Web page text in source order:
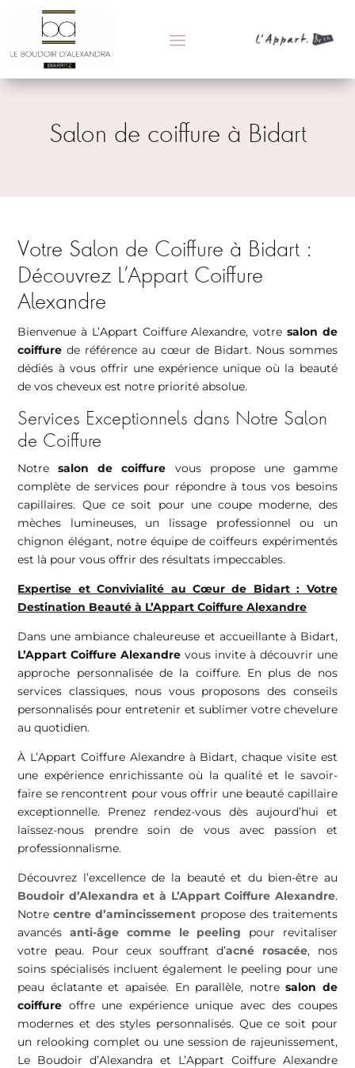
Salon de coiffure à Bidart
Votre Salon de Coiffure à Bidart :
Découvrez L’Appart Coiffure
Alexandre
Bienvenue à L’Appart Coiffure Alexandre, votre salon de
coiffure de référence au cœur de Bidart. Nous sommes
dédiés à vous offrir une expérience unique où la beauté
de vos cheveux est notre priorité absolue.
Services Exceptionnels dans Notre Salon
de Coiffure
Notresalon de coiffure vous propose une gamme
complète de services pour répondre à tous vos besoins
capillaires. Que ce soit pour une coupe moderne, des
mèches lumineuses, un lissage professionnel ou un
chignon élégant, notre équipe de coiffeurs expérimentés
est là pour vous offrir des résultats impeccables.
Expertise et Convivialité au Cœur de Bidart : Votre
Destination Beauté à L’Appart Coiffure Alexandre
Dans une ambiance chaleureuse et accueillante à Bidart,
L’Appart Coiffure Alexandre vous invite à découvrir une
approche personnalisée de la coiffure. En plus de nos
services classiques, nous vous proposons des conseils
personnalisés pour entretenir et sublimer votre chevelure
au quotidien.
À L’Appart Coiffure Alexandre à Bidart, chaque visite est
une expérience enrichissante où la qualité et le savoir-
faire se rencontrent pour vous offrir une beauté capillaire
exceptionnelle. Prenez rendez-vous dès aujourd’hui et
laissez-nous prendre soin de vous avec passion et
professionnalisme.
Découvrez l’excellence de la beauté et du bien-être au
Boudoir d’Alexandra et à L’Appart Coiffure Alexandre.
Notrecentre d’amincissement propose des traitements
avancésanti-âge comme le peeling pour revitaliser
votre peau. Pour ceux souffrant d’acné rosacée, nos
soins spécialisés incluent également le peeling pour une
peau éclatante et apaisée. En parallèle, notresalon de
coiffure offre une expérience unique avec des coupes
modernes et des styles personnalisés. Que ce soit pour
un relooking complet ou une session de rajeunissement,
Le Boudoir d’Alexandra et L’Appart Coiffure Alexandre